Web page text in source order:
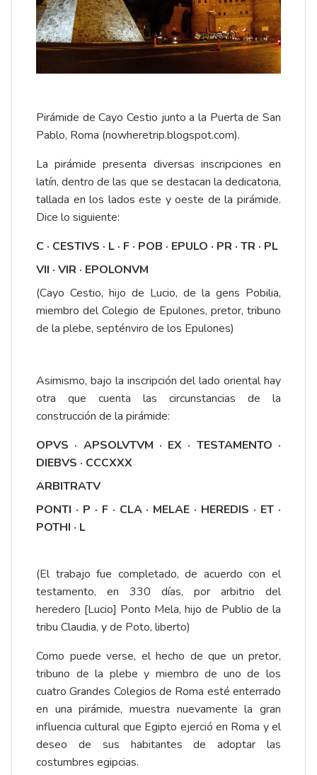
Pirámide de Cayo Cestio junto a la Puerta de San
Pablo, Roma (nowheretrip.blogspot.com).
La pirámide presenta diversas inscripciones en
latín, dentro de las que se destacan la dedicatoria,
tallada en los lados este y oeste de la pirámide.
Dice lo siguiente:
C · CESTIVS · L · F · POB · EPULO · PR · TR · PL
VII · VIR · EPOLONVM
(Cayo Cestio, hijo de Lucio, de la gens Pobilia,
miembro del Colegio de Epulones, pretor, tribuno
de la plebe, septénviro de los Epulones)
Asimismo, bajo la inscripción del lado oriental hay
otra que cuenta las circunstancias de la
construcción de la pirámide:
OPVS · APSOLVTVM · EX · TESTAMENTO ·
DIEBVS · CCCXXX
ARBITRATV
PONTI · P · F · CLA · MELAE · HEREDIS · ET ·
POTHI · L
(El trabajo fue completado, de acuerdo con el
testamento, en 330 días, por arbitrio del
heredero [Lucio] Ponto Mela, hijo de Publio de la
tribu Claudia, y de Poto, liberto)
Como puede verse, el hecho de que un pretor,
tribuno de la plebe y miembro de uno de los
cuatro Grandes Colegios de Roma esté enterrado
en una pirámide, muestra nuevamente la gran
influencia cultural que Egipto ejerció en Roma y el
deseo de sus habitantes de adoptar las
costumbres egipcias.